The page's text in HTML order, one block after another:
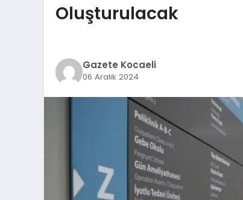
Oluşturulacak
Gazete Kocaeli
06 Aralık 2024